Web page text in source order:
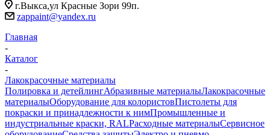
г.Выкса,ул Красные Зори 99п.
zappaint@yandex.ru
Главная
-
Каталог
-
Лакокрасочные материалы
Полировка и детейлингАбразивные материалыЛакокрасочные
материалыОборудование для колористовПистолеты для
покраски и принадлежности к нимПромышленные и
индустриальные краски, RALРасходные материалыСервисное